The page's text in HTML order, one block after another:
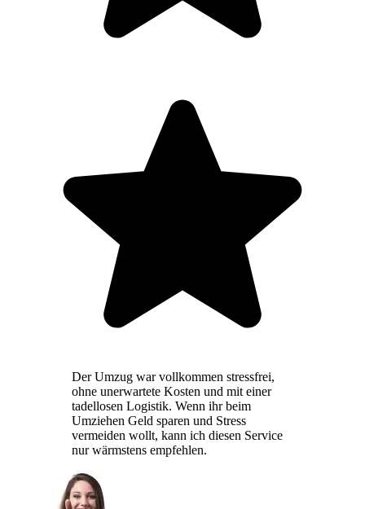
Der Umzug war vollkommen stressfrei,
ohne unerwartete Kosten und mit einer
tadellosen Logistik. Wenn ihr beim
Umziehen Geld sparen und Stress
vermeiden wollt, kann ich diesen Service
nur wärmstens empfehlen.